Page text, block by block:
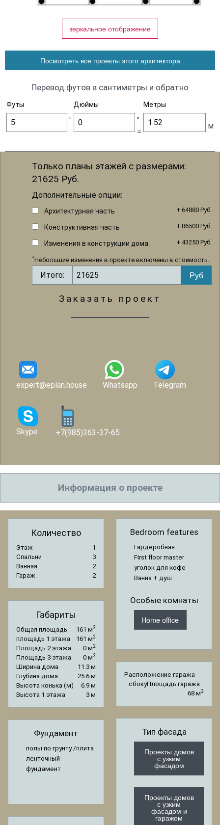
зеркальное отображение
Посмотреть все проекты этого архитектора
Перевод футов в сантиметры и обратно
Футы Дюймы Метры
'
"
=
м
Только планы этажей с размерами:
21625 Руб.
Дополнительные опции:
Архитектурная часть + 64880 Руб.
Конструктивная часть + 86500 Руб.
Изменения в конструкции дома + 43250 Руб.
*Небольшие изменения в проекте включены в стоимость.
Итого:
Заказать проект
expert@eplan.house Whatsapp Telegram
Skype +7(985)363-37-65
Информация о проекте
Количество
Этаж
1
Спальни
3
Ванная
2
Гараж
2
Габариты
Общая площадь 161 м2
площадь 1 этажа 161 м2
Площадь 2 этажа 0 м2
Площадь 3 этажа 0 м2
Ширина дома
11.3 м
Глубина дома
25.6 м
Высота конька (м)
6.9 м
Высота 1 этажа
3 м
Фундамент
полы по грунту /плита
ленточный
фундамент
Bedroom features
Гардеробная
First floor master
уголок для кофе
Ванна + душ
Особые комнаты
Home office
Расположение гаража
сбокуПлощадь гаража
68 м2
Тип фасада
Проекты домов
с узким
фасадом
Проекты домов
с узким
фасадом и
гаражом